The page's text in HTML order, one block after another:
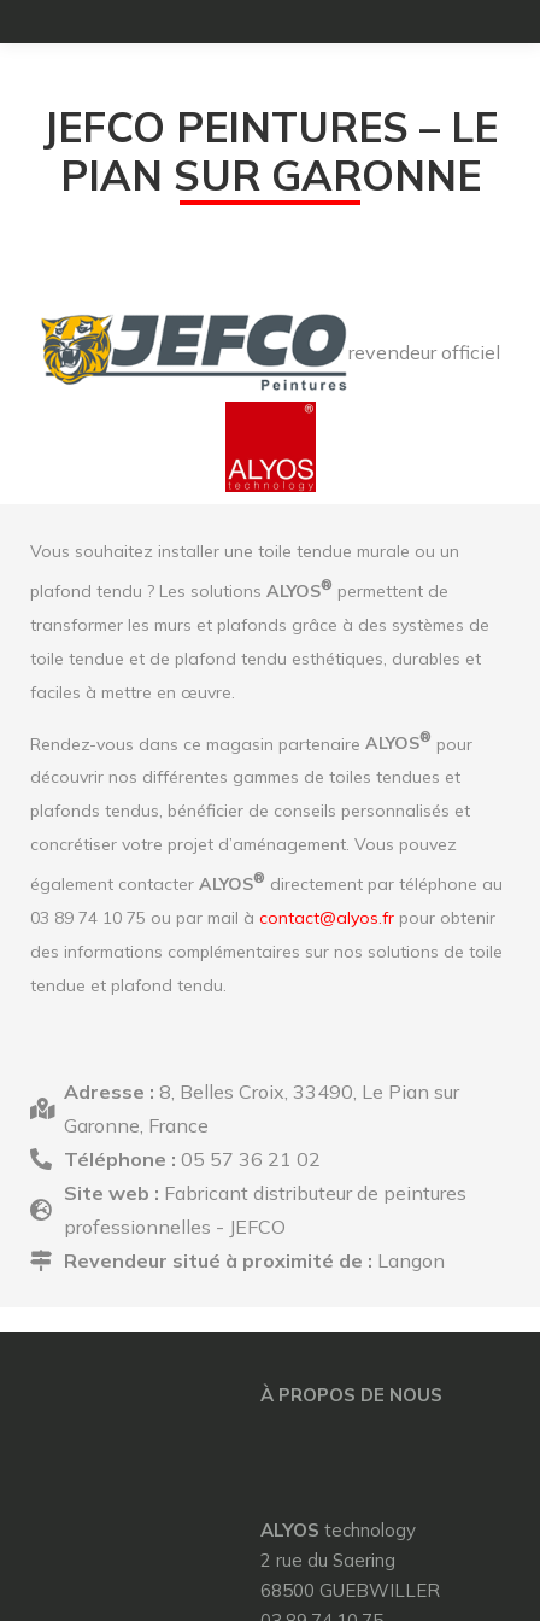
JEFCO PEINTURES – LE
PIAN SUR GARONNE
revendeur officiel
Vous souhaitez installer une toile tendue murale ou un
plafond tendu ? Les solutions ALYOS® permettent de
transformer les murs et plafonds grâce à des systèmes de
toile tendue et de plafond tendu esthétiques, durables et
faciles à mettre en œuvre.
Rendez-vous dans ce magasin partenaire ALYOS® pour
découvrir nos différentes gammes de toiles tendues et
plafonds tendus, bénéficier de conseils personnalisés et
concrétiser votre projet d’aménagement. Vous pouvez
également contacter ALYOS® directement par téléphone au
03 89 74 10 75 ou par mail à contact@alyos.fr pour obtenir
des informations complémentaires sur nos solutions de toile
tendue et plafond tendu.
Adresse : 8, Belles Croix, 33490, Le Pian sur
Garonne, France
Téléphone : 05 57 36 21 02
Site web : Fabricant distributeur de peintures
professionnelles - JEFCO
Revendeur situé à proximité de : Langon
À PROPOS DE NOUS
ALYOS technology
2 rue du Saering
68500 GUEBWILLER